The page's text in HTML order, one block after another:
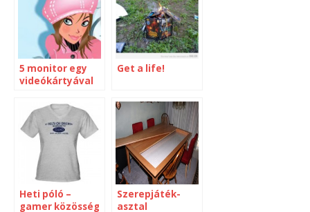
5 monitor egy
videókártyával
Get a life!
Heti póló –
gamer közösség
Szerepjáték-
asztal